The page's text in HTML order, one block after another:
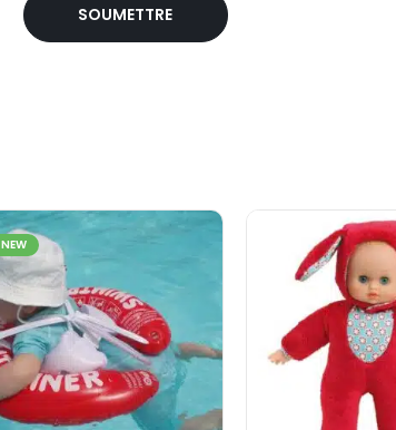
NEW